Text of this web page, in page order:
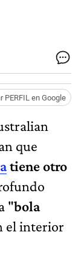
PERFIL en Google
que
tiene otro
"bola
el interior